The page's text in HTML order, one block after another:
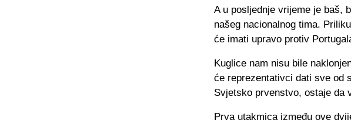
A u posljednje vrijeme je baš,
našeg nacionalnog tima.
će imati upravo protiv
Kuglice nam nisu bile
će reprezentativci dati sve od
Svjetsko prvenstvo, ostaje da
Prva utakmica između ove